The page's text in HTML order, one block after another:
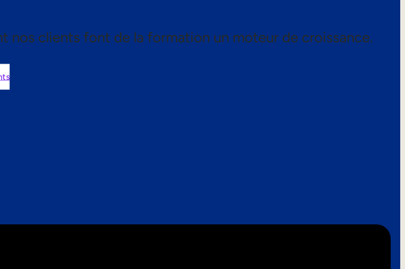
nos clients font de la formation un moteur de croissance.